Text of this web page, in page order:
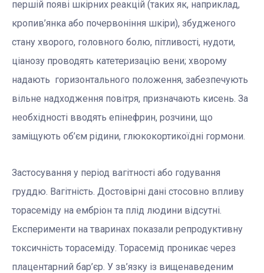
першій появі шкірних реакцій (таких як, наприклад,
кропив’янка або почервоніння шкіри), збудженого
стану хворого, головного болю, пітливості, нудоти,
ціанозу проводять катетеризацію вени; хворому
надають горизонтального положення, забезпечують
вільне надходження повітря, призначають кисень. За
необхідності вводять епінефрин, розчини, що
заміщують об’єм рідини, глюкокортикоїдні гормони.
Застосування у період вагітності або годування
груддю. Вагітність. Достовірні дані стосовно впливу
торасеміду на ембріон та плід людини відсутні.
Експерименти на тваринах показали репродуктивну
токсичність торасеміду. Торасемід проникає через
плацентарний бар’єр. У зв’язку із вищенаведеним